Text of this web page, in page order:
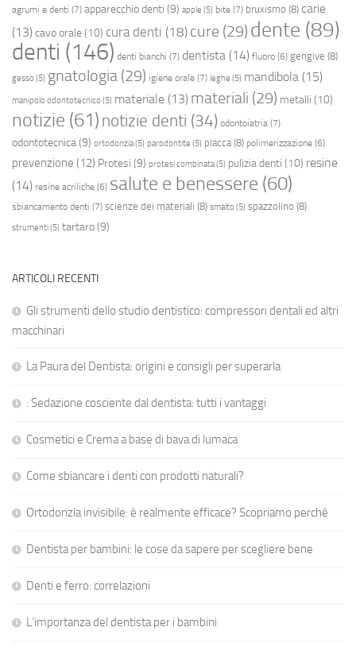
agrumi e denti (7) apparecchio denti (9) apple (5) bite (7) bruxismo (8) carie
(13) cavo orale(10) cura denti (18) cure (29) dente (89)
denti (146) denti bianchi (7) dentista (14) fluoro (6) gengive (8)
gesso(5) gnatologia (29) igiene orale (7) leghe (5) mandibola (15)
manipolo odontotecnico(5) materiale (13) materiali (29) metalli (10)
notizie (61) notizie denti (34) odontoiatria (7)
odontotecnica (9) ortodonzia(5) parodontite (5) placca(8) polimerizzazione (6)
prevenzione (12) Protesi (9) protesi combinata(5) pulizia denti (10) resine
(14) resine acriliche (6) salute e benessere (60)
sbiancamento denti (7) scienze dei materiali (8) smalto(5) spazzolino (8)
strumenti(5) tartaro(9)
ARTICOLI RECENTI
Gli strumenti dello studio dentistico: compressori dentali ed altri
macchinari
La Paura del Dentista: origini e consigli per superarla
: Sedazione cosciente dal dentista: tutti i vantaggi
Cosmetici e Crema a base di bava di lumaca
Come sbiancare i denti con prodotti naturali?
Ortodonzia invisibile: è realmente efficace? Scopriamo perché
Dentista per bambini: le cose da sapere per scegliere bene
Denti e ferro: correlazioni
L’importanza del dentista per i bambini